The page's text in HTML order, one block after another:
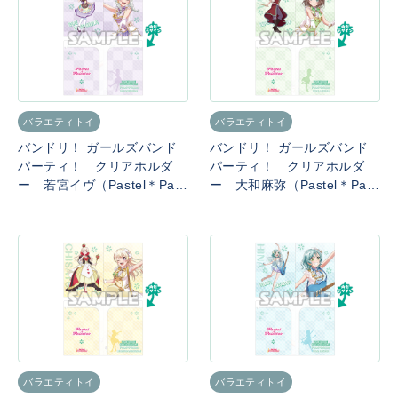
バラエティトイ
バンドリ！ ガールズバンド
パーティ！ クリアホルダ
ー 若宮イヴ（Pastel＊Pale
バラエティトイ
バンドリ！ ガールズバンド
パーティ！ クリアホルダ
ー 大和麻弥（Pastel＊Pale
バラエティトイ バラエティトイ